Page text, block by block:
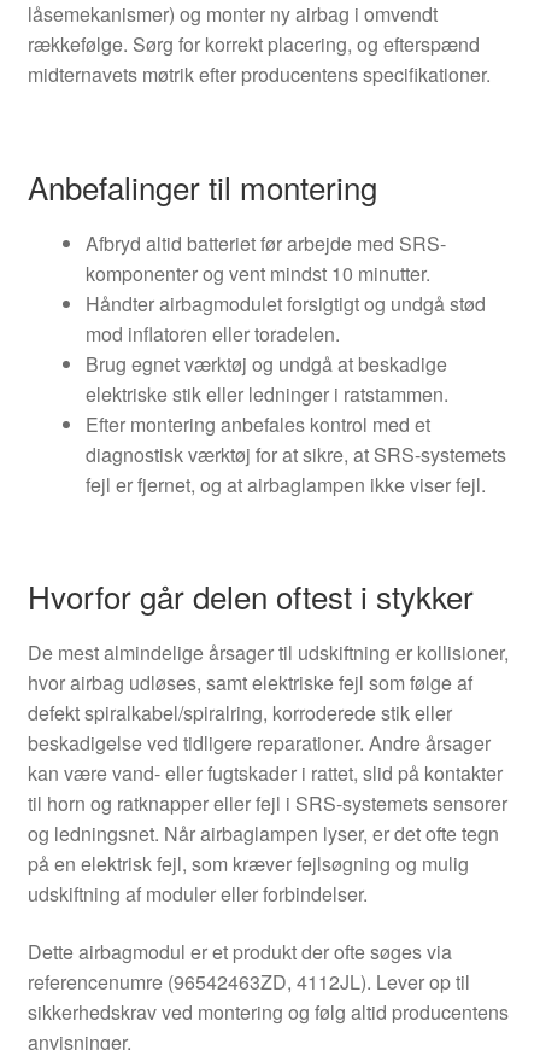
låsemekanismer) og monter ny airbag i omvendt
rækkefølge. Sørg for korrekt placering, og efterspænd
midternavets møtrik efter producentens specifikationer.
Anbefalinger til montering
Afbryd altid batteriet før arbejde med SRS-
komponenter og vent mindst 10 minutter.
Håndter airbagmodulet forsigtigt og undgå stød
mod inflatoren eller toradelen.
Brug egnet værktøj og undgå at beskadige
elektriske stik eller ledninger i ratstammen.
Efter montering anbefales kontrol med et
diagnostisk værktøj for at sikre, at SRS-systemets
fejl er fjernet, og at airbaglampen ikke viser fejl.
Hvorfor går delen oftest i stykker
De mest almindelige årsager til udskiftning er kollisioner,
hvor airbag udløses, samt elektriske fejl som følge af
defekt spiralkabel/spiralring, korroderede stik eller
beskadigelse ved tidligere reparationer. Andre årsager
kan være vand- eller fugtskader i rattet, slid på kontakter
til horn og ratknapper eller fejl i SRS-systemets sensorer
og ledningsnet. Når airbaglampen lyser, er det ofte tegn
på en elektrisk fejl, som kræver fejlsøgning og mulig
udskiftning af moduler eller forbindelser.
Dette airbagmodul er et produkt der ofte søges via
referencenumre (96542463ZD, 4112JL). Lever op til
sikkerhedskrav ved montering og følg altid producentens
anvisninger.